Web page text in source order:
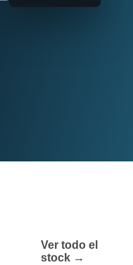
Ver todo el
stock →